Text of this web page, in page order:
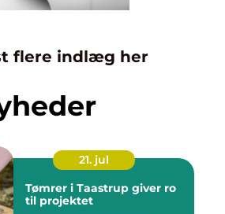
flere indlæg her
21. jul
Tømrer i Taastrup giver ro
til projektet